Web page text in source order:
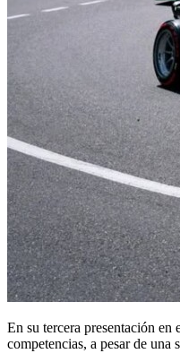
En su tercera presentación en
competencias, a pesar de